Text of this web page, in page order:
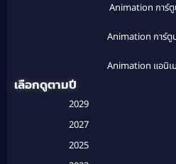
Animation การ์
Animation การ์ตู
Animation แอนิเ
เลือกดูตามปี
2029
2027
2025